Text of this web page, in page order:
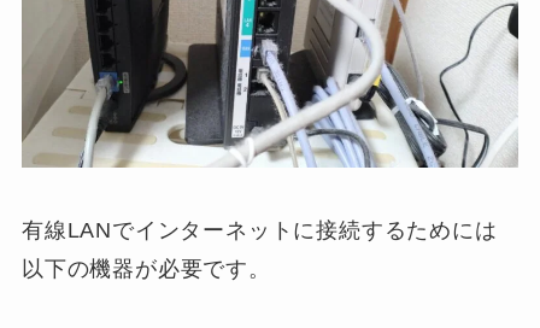
有線LANでインターネットに接続するためには
以下の機器が必要です。